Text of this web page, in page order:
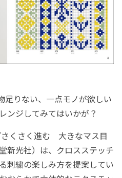
足りない、一点モノが欲しい
ンジしてみてはいかが？
くさく進む 大きなマス目
新光社）は、クロスステッチ
刺繍の楽しみ方を提案してい